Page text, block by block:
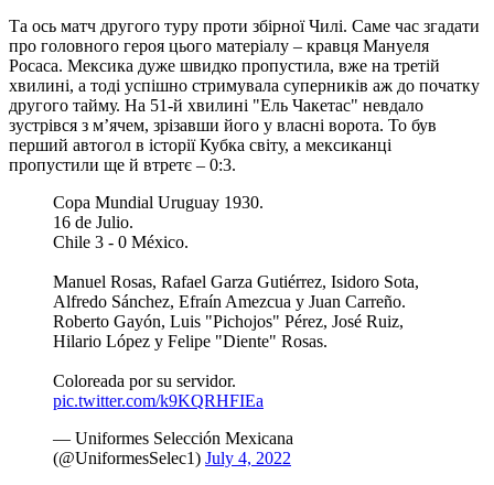
Та ось матч другого туру проти збірної Чилі. Саме час згадати
про головного героя цього матеріалу – кравця Мануеля
Росаса. Мексика дуже швидко пропустила, вже на третій
хвилині, а тоді успішно стримувала суперників аж до початку
другого тайму. На 51-й хвилині "Ель Чакетас" невдало
зустрівся з м’ячем, зрізавши його у власні ворота. То був
перший автогол в історії Кубка світу, а мексиканці
пропустили ще й втретє – 0:3.
Copa Mundial Uruguay 1930.
16 de Julio.
Chile 3 - 0 México.
Manuel Rosas, Rafael Garza Gutiérrez, Isidoro Sota,
Alfredo Sánchez, Efraín Amezcua y Juan Carreño.
Roberto Gayón, Luis "Pichojos" Pérez, José Ruiz,
Hilario López y Felipe "Diente" Rosas.
Coloreada por su servidor.
pic.twitter.com/k9KQRHFIEa
— Uniformes Selección Mexicana
(@UniformesSelec1) July 4, 2022